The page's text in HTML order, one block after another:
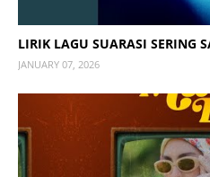
LIRIK LAGU SUARASI SERING
JANUARY 07, 2026